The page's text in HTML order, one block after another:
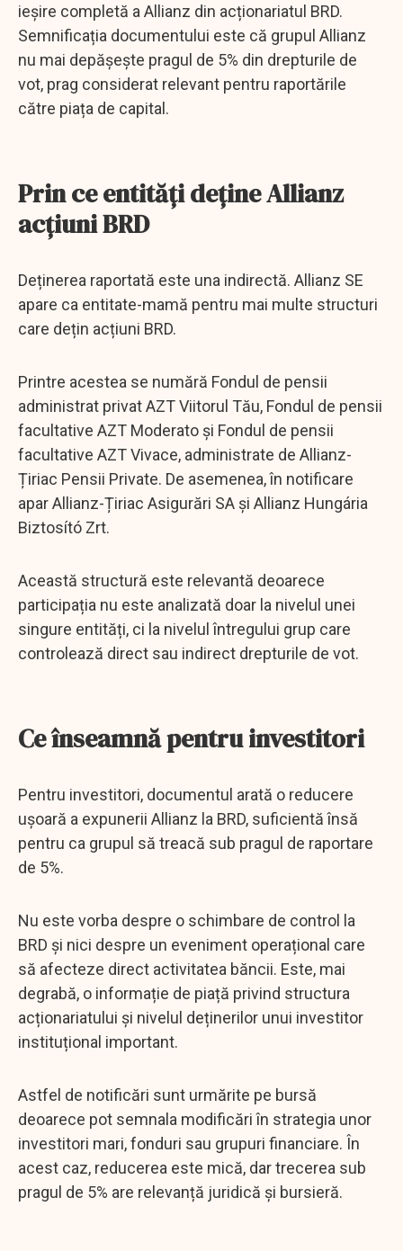
ieșire completă a Allianz din acționariatul BRD.
Semnificația documentului este că grupul Allianz
nu mai depășește pragul de 5% din drepturile de
vot, prag considerat relevant pentru raportările
către piața de capital.
Prin ce entități deține Allianz
acțiuni BRD
Deținerea raportată este una indirectă. Allianz SE
apare ca entitate-mamă pentru mai multe structuri
care dețin acțiuni BRD.
Printre acestea se numără Fondul de pensii
administrat privat AZT Viitorul Tău, Fondul de pensii
facultative AZT Moderato și Fondul de pensii
facultative AZT Vivace, administrate de Allianz-
Țiriac Pensii Private. De asemenea, în notificare
apar Allianz-Țiriac Asigurări SA și Allianz Hungária
Biztosító Zrt.
Această structură este relevantă deoarece
participația nu este analizată doar la nivelul unei
singure entități, ci la nivelul întregului grup care
controlează direct sau indirect drepturile de vot.
Ce înseamnă pentru investitori
Pentru investitori, documentul arată o reducere
ușoară a expunerii Allianz la BRD, suficientă însă
pentru ca grupul să treacă sub pragul de raportare
de 5%.
Nu este vorba despre o schimbare de control la
BRD și nici despre un eveniment operațional care
să afecteze direct activitatea băncii. Este, mai
degrabă, o informație de piață privind structura
acționariatului și nivelul deținerilor unui investitor
instituțional important.
Astfel de notificări sunt urmărite pe bursă
deoarece pot semnala modificări în strategia unor
investitori mari, fonduri sau grupuri financiare. În
acest caz, reducerea este mică, dar trecerea sub
pragul de 5% are relevanță juridică și bursieră.